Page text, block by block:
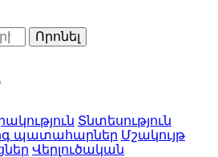
Տնտեսություն
պատահարներ Մշակույթ
Վերլուծական